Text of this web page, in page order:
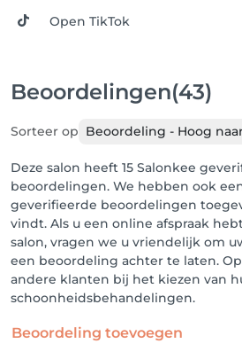
Open TikTok
Beoordelingen(43)
Sorteer op Beoordeling - Hoog
Deze salon heeft 15 Salonkee
beoordelingen. We hebben ook
geverifieerde beoordelingen
vindt. Als u een online afspraak
salon, vragen we u vriendelijk om
een beoordeling achter te laten.
andere klanten bij het kiezen van
schoonheidsbehandelingen.
Beoordeling toevoegen